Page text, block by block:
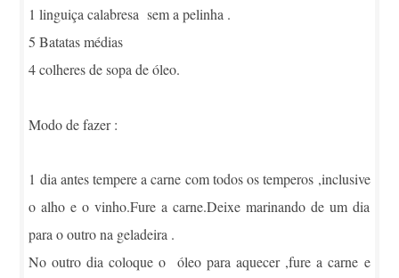
1 linguiça calabresa sem a pelinha .
5 Batatas médias
4 colheres de sopa de óleo.
Modo de fazer :
1 dia antes tempere a carne com todos os temperos ,inclusive
o alho e o vinho.Fure a carne.Deixe marinando de um dia
para o outro na geladeira .
No outro dia coloque o óleo para aquecer ,fure a carne e